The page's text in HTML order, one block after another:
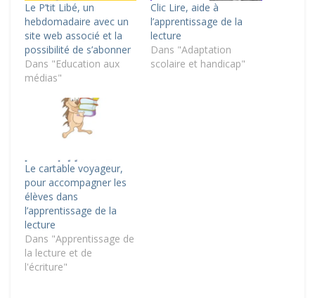
Le P’tit Libé, un
hebdomadaire avec un
site web associé et la
possibilité de s’abonner
Dans "Education aux
médias"
Clic Lire, aide à
l’apprentissage de la
lecture
Dans "Adaptation
scolaire et handicap"
Le cartable voyageur,
pour accompagner les
élèves dans
l’apprentissage de la
lecture
Dans "Apprentissage de
la lecture et de
l'écriture"